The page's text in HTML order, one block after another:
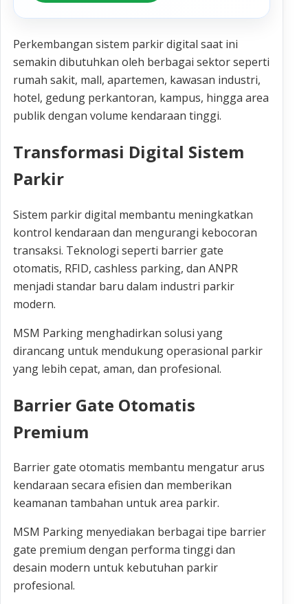
Perkembangan sistem parkir digital saat ini
semakin dibutuhkan oleh berbagai sektor seperti
rumah sakit, mall, apartemen, kawasan industri,
hotel, gedung perkantoran, kampus, hingga area
publik dengan volume kendaraan tinggi.
Transformasi Digital Sistem
Parkir
Sistem parkir digital membantu meningkatkan
kontrol kendaraan dan mengurangi kebocoran
transaksi. Teknologi seperti barrier gate
otomatis, RFID, cashless parking, dan ANPR
menjadi standar baru dalam industri parkir
modern.
MSM Parking menghadirkan solusi yang
dirancang untuk mendukung operasional parkir
yang lebih cepat, aman, dan profesional.
Barrier Gate Otomatis
Premium
Barrier gate otomatis membantu mengatur arus
kendaraan secara efisien dan memberikan
keamanan tambahan untuk area parkir.
MSM Parking menyediakan berbagai tipe barrier
gate premium dengan performa tinggi dan
desain modern untuk kebutuhan parkir
profesional.